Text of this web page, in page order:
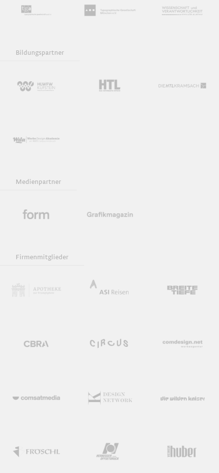
Bildungspartner
Medienpartner
Firmenmitglieder